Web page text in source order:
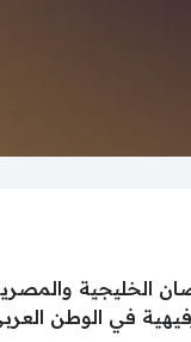
الخليجية والمصرية
في الوطن